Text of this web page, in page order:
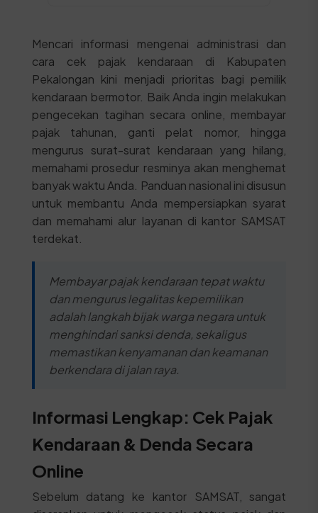
Mencari informasi mengenai administrasi dan
cara cek pajak kendaraan di Kabupaten
Pekalongan kini menjadi prioritas bagi pemilik
kendaraan bermotor. Baik Anda ingin melakukan
pengecekan tagihan secara online, membayar
pajak tahunan, ganti pelat nomor, hingga
mengurus surat-surat kendaraan yang hilang,
memahami prosedur resminya akan menghemat
banyak waktu Anda. Panduan nasional ini disusun
untuk membantu Anda mempersiapkan syarat
dan memahami alur layanan di kantor SAMSAT
terdekat.
Membayar pajak kendaraan tepat waktu
dan mengurus legalitas kepemilikan
adalah langkah bijak warga negara untuk
menghindari sanksi denda, sekaligus
memastikan kenyamanan dan keamanan
berkendara di jalan raya.
Informasi Lengkap: Cek Pajak
Kendaraan & Denda Secara
Online
Sebelum datang ke kantor SAMSAT, sangat